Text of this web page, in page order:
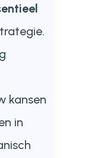
kansen
in